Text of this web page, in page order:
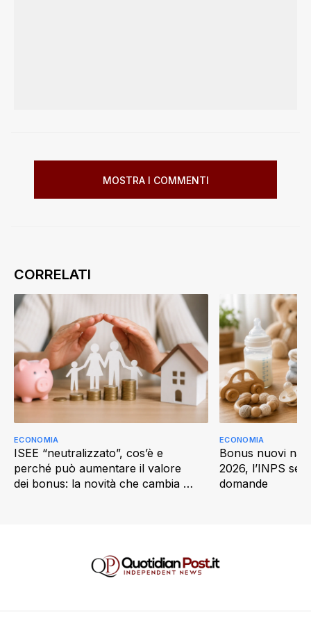
MOSTRA I COMMENTI
ISEE “neutralizzato”, cos’è e
perché può aumentare il valore
dei bonus: la novità che cambia il
ECONOMIA
Bonus nuovi
2026, l’INPS
domande
ECONOMIA